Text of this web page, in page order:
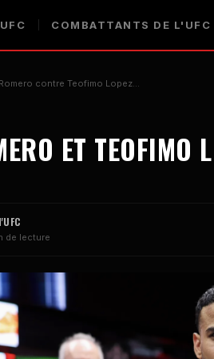
COMBATTANTS DE L'UFC
contre Teofimo Lopez…
ET TEOFIMO
de lecture